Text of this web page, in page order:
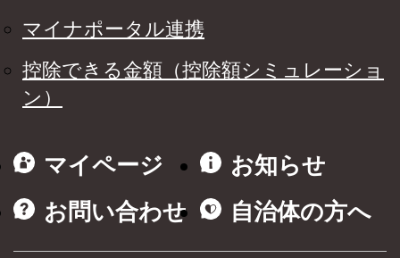
マイナポータル連携
控除できる金額（控除額シミュレーショ
ン）
マイページ
お知らせ
お問い合わせ
自治体の方へ